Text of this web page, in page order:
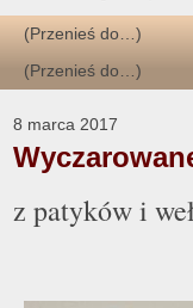
8 marca 2017
z patyków i